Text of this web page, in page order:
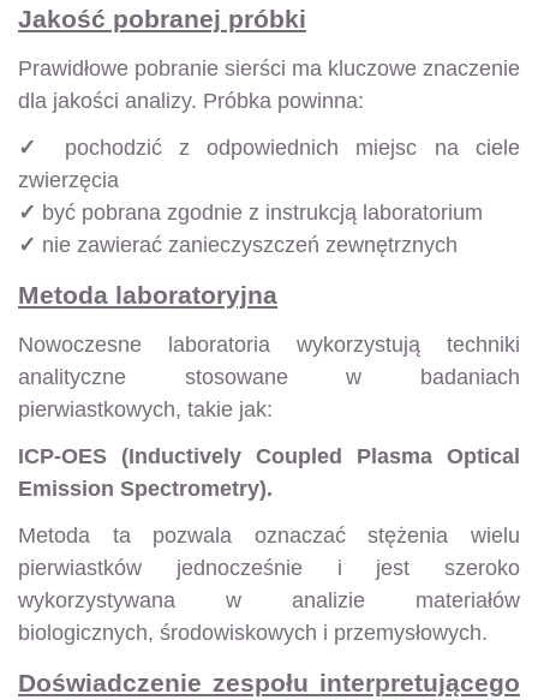
Jakość pobranej próbki
Prawidłowe pobranie sierści ma kluczowe znaczenie
dla jakości analizy. Próbka powinna:
✓
pochodzić z odpowiednich miejsc na ciele
zwierzęcia
✓ być pobrana zgodnie z instrukcją laboratorium
✓ nie zawierać zanieczyszczeń zewnętrznych
Metoda laboratoryjna
Nowoczesne laboratoria wykorzystują techniki
analityczne stosowane w badaniach
pierwiastkowych, takie jak:
ICP-OES (Inductively Coupled Plasma Optical
Emission Spectrometry).
Metoda ta pozwala oznaczać stężenia wielu
pierwiastków jednocześnie i jest szeroko
wykorzystywana w analizie materiałów
biologicznych, środowiskowych i przemysłowych.
Doświadczenie zespołu interpretującego